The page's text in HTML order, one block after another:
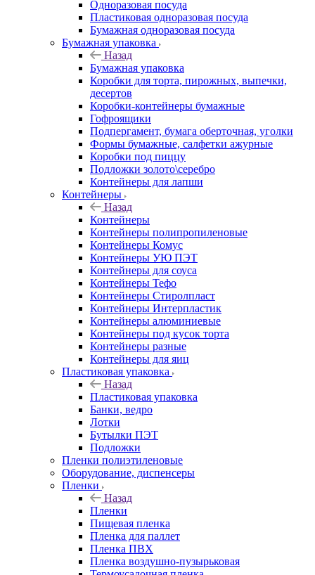
Одноразовая посуда
Пластиковая одноразовая посуда
Бумажная одноразовая посуда
Бумажная упаковка
Назад
Бумажная упаковка
Коробки для торта, пирожных, выпечки,
десертов
Коробки-контейнеры бумажные
Гофроящики
Подпергамент, бумага оберточная, уголки
Формы бумажные, салфетки ажурные
Коробки под пиццу
Подложки золото\серебро
Контейнеры для лапши
Контейнеры
Назад
Контейнеры
Контейнеры полипропиленовые
Контейнеры Комус
Контейнеры УЮ ПЭТ
Контейнеры для соуса
Контейнеры Тефо
Контейнеры Стиролпласт
Контейнеры Интерпластик
Контейнеры алюминиевые
Контейнеры под кусок торта
Контейнеры разные
Контейнеры для яиц
Пластиковая упаковка
Назад
Пластиковая упаковка
Банки, ведро
Лотки
Бутылки ПЭТ
Подложки
Пленки полиэтиленовые
Оборудование, диспенсеры
Пленки
Назад
Пленки
Пищевая пленка
Пленка для паллет
Пленка ПВХ
Пленка воздушно-пузырьковая